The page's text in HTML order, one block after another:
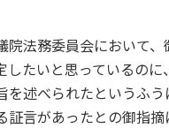
法務委員会において、
たいと思っているの
述べられたというふ
言があったとの御指